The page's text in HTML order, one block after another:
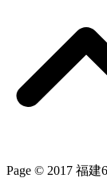
Page © 2017 福